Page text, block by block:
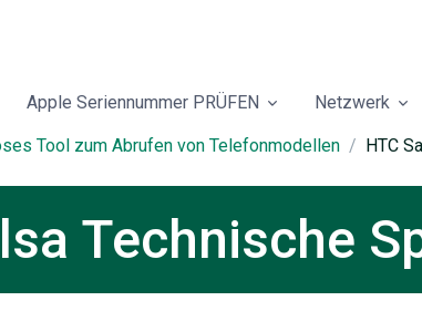
Apple Seriennummer PRÜFEN Netzwerk
Tool zum Abrufen von Telefonmodellen HTC
Technische